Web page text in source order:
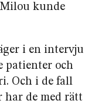
kunde
i en intervju
patienter och
Och i de fall
har de med rätt